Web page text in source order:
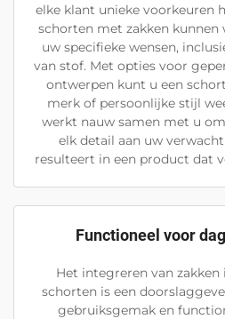
elke klant unieke voorkeuren
schorten met zakken
uw specifieke wensen,
van stof. Met opties voor
ontwerpen kunt u een
merk of persoonlijke stijl
werkt nauw samen met u
elk detail aan uw
resulteert in een product dat
Functioneel voor
Het integreren van zakken
schorten is een
gebruiksgemak en